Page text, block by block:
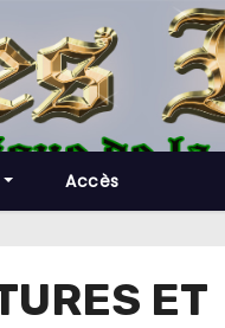
Accès
ET